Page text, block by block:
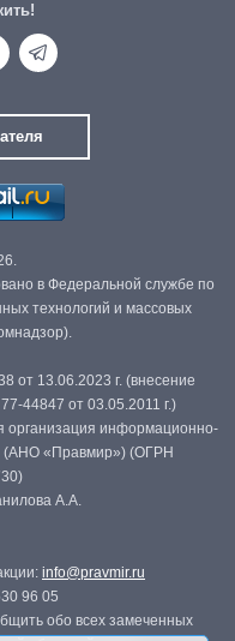
в Федеральной службе по
технологий и массовых
от 13.06.2023 г. (внесение
44847 от 03.05.2011 г.)
организация информационно-
(АНО «Правмир») (ОГРН
А.А.
info@pravmir.ru
96 05
обо всех замеченных